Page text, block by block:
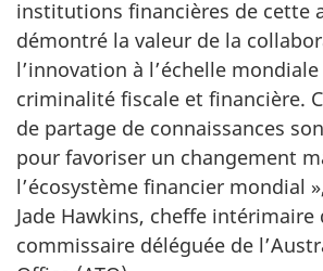
institutions financières de cette
démontré la valeur de la
l’innovation à l’échelle mondiale
criminalité fiscale et financière.
de partage de connaissances
pour favoriser un changement
l’écosystème financier mondial
Jade Hawkins, cheffe intérimaire
commissaire déléguée de l’